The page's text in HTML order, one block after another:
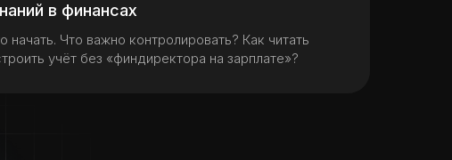
в финансах
начать. Что важно контролировать? Как читать
учёт без «финдиректора на зарплате»?